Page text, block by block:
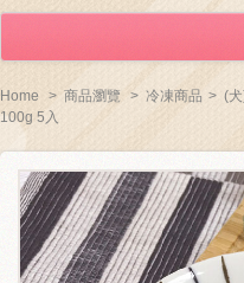
常見問答
商品瀏覽
線上訂購
帳號專區
Home > 商品瀏覽 > 冷凍商品 > (
100g 5入